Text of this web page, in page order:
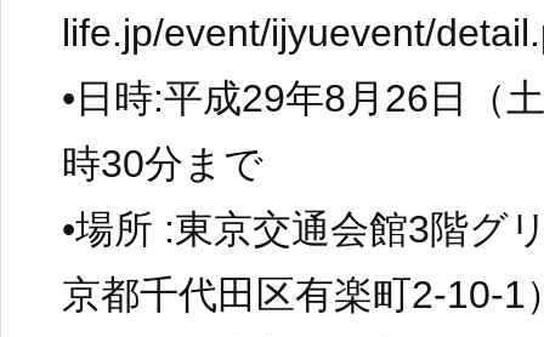
life.jp/event/ijyuevent/
•日時:平成29年8月26日（
時30分まで
•場所 :東京交通会館3階グ
京都千代田区有楽町2-10-1